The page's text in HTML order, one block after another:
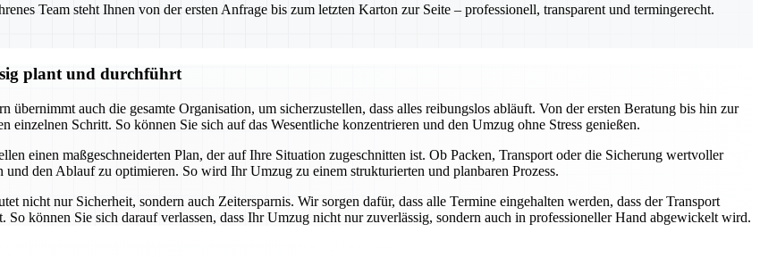
Team steht Ihnen von der ersten Anfrage bis zum letzten Karton zur Seite – professionell, transparent und termingerecht.
plant und durchführt
auch die gesamte Organisation, um sicherzustellen, dass alles reibungslos abläuft. Von der ersten Beratung bis hin zur
Schritt. So können Sie sich auf das Wesentliche konzentrieren und den Umzug ohne Stress genießen.
einen maßgeschneiderten Plan, der auf Ihre Situation zugeschnitten ist. Ob Packen, Transport oder die Sicherung wertvoller
den Ablauf zu optimieren. So wird Ihr Umzug zu einem strukturierten und planbaren Prozess.
nicht nur Sicherheit, sondern auch Zeitersparnis. Wir sorgen dafür, dass alle Termine eingehalten werden, dass der Transport
können Sie sich darauf verlassen, dass Ihr Umzug nicht nur zuverlässig, sondern auch in professioneller Hand abgewickelt wird.